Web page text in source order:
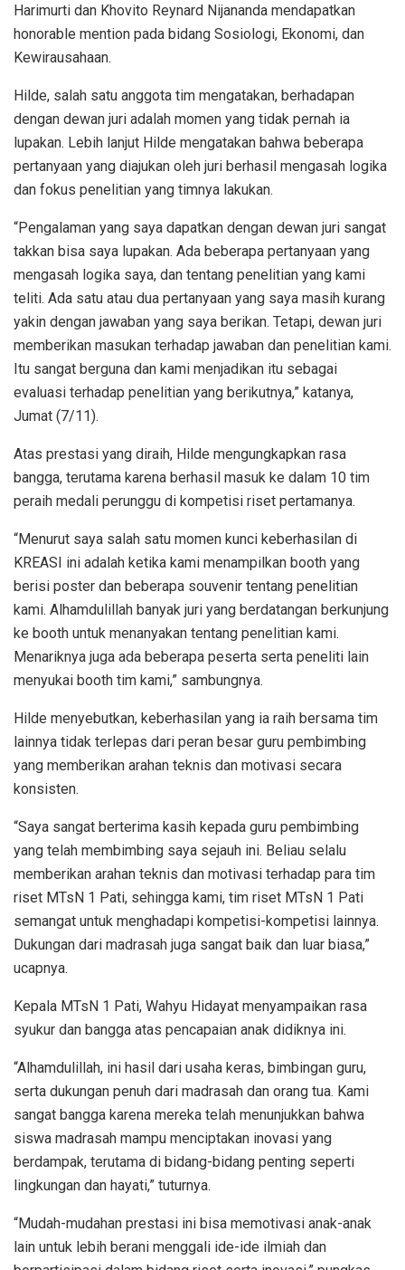
Harimurti dan Khovito Reynard Nijananda mendapatkan
honorable mention pada bidang Sosiologi, Ekonomi, dan
Kewirausahaan.
Hilde, salah satu anggota tim mengatakan, berhadapan
dengan dewan juri adalah momen yang tidak pernah ia
lupakan. Lebih lanjut Hilde mengatakan bahwa beberapa
pertanyaan yang diajukan oleh juri berhasil mengasah logika
dan fokus penelitian yang timnya lakukan.
“Pengalaman yang saya dapatkan dengan dewan juri sangat
takkan bisa saya lupakan. Ada beberapa pertanyaan yang
mengasah logika saya, dan tentang penelitian yang kami
teliti. Ada satu atau dua pertanyaan yang saya masih kurang
yakin dengan jawaban yang saya berikan. Tetapi, dewan juri
memberikan masukan terhadap jawaban dan penelitian kami.
Itu sangat berguna dan kami menjadikan itu sebagai
evaluasi terhadap penelitian yang berikutnya,” katanya,
Jumat (7/11).
Atas prestasi yang diraih, Hilde mengungkapkan rasa
bangga, terutama karena berhasil masuk ke dalam 10 tim
peraih medali perunggu di kompetisi riset pertamanya.
“Menurut saya salah satu momen kunci keberhasilan di
KREASI ini adalah ketika kami menampilkan booth yang
berisi poster dan beberapa souvenir tentang penelitian
kami. Alhamdulillah banyak juri yang berdatangan berkunjung
ke booth untuk menanyakan tentang penelitian kami.
Menariknya juga ada beberapa peserta serta peneliti lain
menyukai booth tim kami,” sambungnya.
Hilde menyebutkan, keberhasilan yang ia raih bersama tim
lainnya tidak terlepas dari peran besar guru pembimbing
yang memberikan arahan teknis dan motivasi secara
konsisten.
“Saya sangat berterima kasih kepada guru pembimbing
yang telah membimbing saya sejauh ini. Beliau selalu
memberikan arahan teknis dan motivasi terhadap para tim
riset MTsN 1 Pati, sehingga kami, tim riset MTsN 1 Pati
semangat untuk menghadapi kompetisi-kompetisi lainnya.
Dukungan dari madrasah juga sangat baik dan luar biasa,”
ucapnya.
Kepala MTsN 1 Pati, Wahyu Hidayat menyampaikan rasa
syukur dan bangga atas pencapaian anak didiknya ini.
“Alhamdulillah, ini hasil dari usaha keras, bimbingan guru,
serta dukungan penuh dari madrasah dan orang tua. Kami
sangat bangga karena mereka telah menunjukkan bahwa
siswa madrasah mampu menciptakan inovasi yang
berdampak, terutama di bidang-bidang penting seperti
lingkungan dan hayati,” tuturnya.
“Mudah-mudahan prestasi ini bisa memotivasi anak-anak
lain untuk lebih berani menggali ide-ide ilmiah dan